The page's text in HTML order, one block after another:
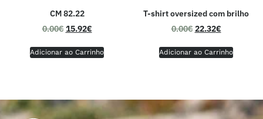
CM 82.22
0.00€15.92€
Adicionar ao Carrinho
T-shirt oversized com brilho
0.00€22.32€
Adicionar ao Carrinho